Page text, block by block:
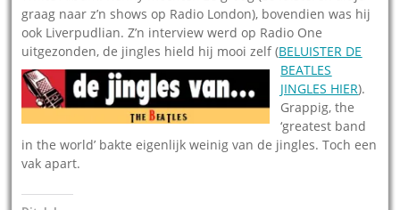
graag naar z’n shows op Radio London), bovendien was hij
ook Liverpudlian. Z’n interview werd op Radio One
uitgezonden, de jingles hield hij mooi zelf (BELUISTER DE
BEATLES
JINGLES HIER).
Grappig, the
‘greatest band
in the world’ bakte eigenlijk weinig van de jingles. Toch een
vak apart.